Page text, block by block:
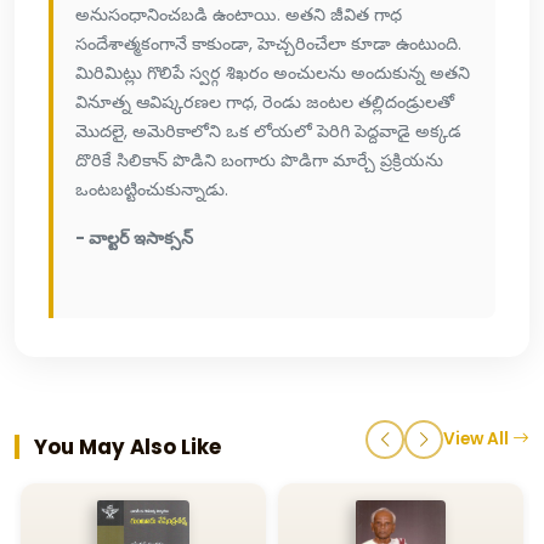
అనుసంధానించబడి ఉంటాయి. అతని జీవిత గాధ
సందేశాత్మకంగానే కాకుండా, హెచ్చరించేలా కూడా ఉంటుంది.
మిరిమిట్లు గొలిపే స్వర్గ శిఖరం అంచులను అందుకున్న అతని
వినూత్న ఆవిష్కరణల గాధ, రెండు జంటల తల్లిదండ్రులతో
మొదలై, అమెరికాలోని ఒక లోయలో పెరిగి పెద్దవాడై అక్కడ
దొరికే సిలికాన్ పొడిని బంగారు పొడిగా మార్చే ప్రక్రియను
ఒంటబట్టించుకున్నాడు.
- వాల్టర్ ఇసాక్సన్
You May Also Like View All